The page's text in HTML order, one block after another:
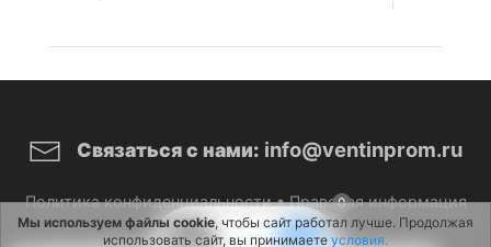
0
Связаться с нами: info@ventinprom.ru
Политика конфиденциальности•Правовая информация
Мы используем файлы cookie, чтобы сайт работал лучше. Продолжая
использовать сайт, вы принимаете условия.